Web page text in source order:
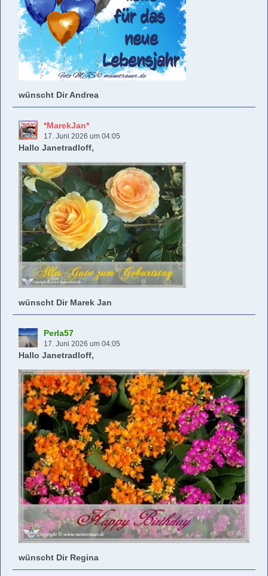
wünscht Dir Andrea
*MarekJan*
17. Juni 2026 um 04:05
Hallo Janetradloff,
wünscht Dir Marek Jan
Perla57
17. Juni 2026 um 04:05
Hallo Janetradloff,
wünscht Dir Regina